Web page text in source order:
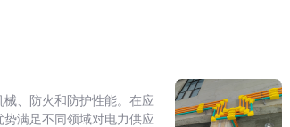
、防火和防护性能。在应
满足不同领域对电力供应